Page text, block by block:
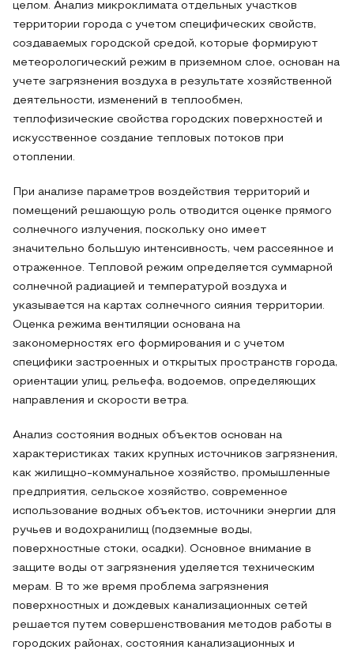
целом. Анализ микроклимата отдельных участков
территории города с учетом специфических свойств,
создаваемых городской средой, которые формируют
метеорологический режим в приземном слое, основан на
учете загрязнения воздуха в результате хозяйственной
деятельности, изменений в теплообмен,
теплофизические свойства городских поверхностей и
искусственное создание тепловых потоков при
отоплении.
При анализе параметров воздействия территорий и
помещений решающую роль отводится оценке прямого
солнечного излучения, поскольку оно имеет
значительно большую интенсивность, чем рассеянное и
отраженное. Тепловой режим определяется суммарной
солнечной радиацией и температурой воздуха и
указывается на картах солнечного сияния территории.
Оценка режима вентиляции основана на
закономерностях его формирования и с учетом
специфики застроенных и открытых пространств города,
ориентации улиц, рельефа, водоемов, определяющих
направления и скорости ветра.
Анализ состояния водных объектов основан на
характеристиках таких крупных источников загрязнения,
как жилищно-коммунальное хозяйство, промышленные
предприятия, сельское хозяйство, современное
использование водных объектов, источники энергии для
ручьев и водохранилищ (подземные воды,
поверхностные стоки, осадки). Основное внимание в
защите воды от загрязнения уделяется техническим
мерам. В то же время проблема загрязнения
поверхностных и дождевых канализационных сетей
решается путем совершенствования методов работы в
городских районах, состояния канализационных и